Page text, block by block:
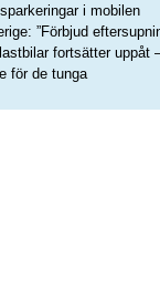
i mobilen
”Förbjud
fortsätter uppåt
för de tunga